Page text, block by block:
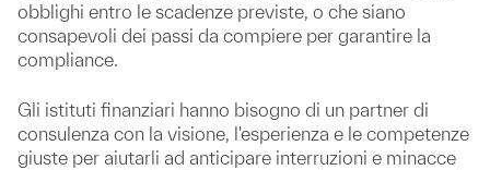
obblighi entro le scadenze previste, o che siano
consapevoli dei passi da compiere per garantire la
compliance.
Gli istituti finanziari hanno bisogno di un partner di
consulenza con la visione, l'esperienza e le competenze
giuste per aiutarli ad anticipare interruzioni e minacce